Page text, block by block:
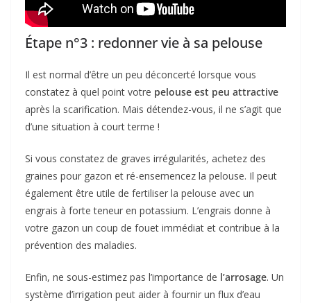
Étape n°3 : redonner vie à sa pelouse
Il est normal d’être un peu déconcerté lorsque vous
constatez à quel point votre pelouse est peu attractive
après la scarification. Mais détendez-vous, il ne s’agit que
d’une situation à court terme !
Si vous constatez de graves irrégularités, achetez des
graines pour gazon et ré-ensemencez la pelouse. Il peut
également être utile de fertiliser la pelouse avec un
engrais à forte teneur en potassium. L’engrais donne à
votre gazon un coup de fouet immédiat et contribue à la
prévention des maladies.
Enfin, ne sous-estimez pas l’importance de l’arrosage. Un
système d’irrigation peut aider à fournir un flux d’eau